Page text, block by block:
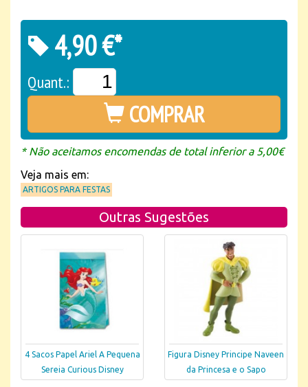
4,90 €*
Quant.:
COMPRAR
* Não aceitamos encomendas de total inferior a 5,00€
Veja mais em:
ARTIGOS PARA FESTAS
Outras Sugestões
4 Sacos Papel Ariel A Pequena
Sereia Curious Disney
Figura Disney Principe Naveen
da Princesa e o Sapo